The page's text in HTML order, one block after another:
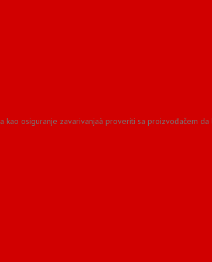
osiguranje zavarivanjaà proveriti sa proizvođačem